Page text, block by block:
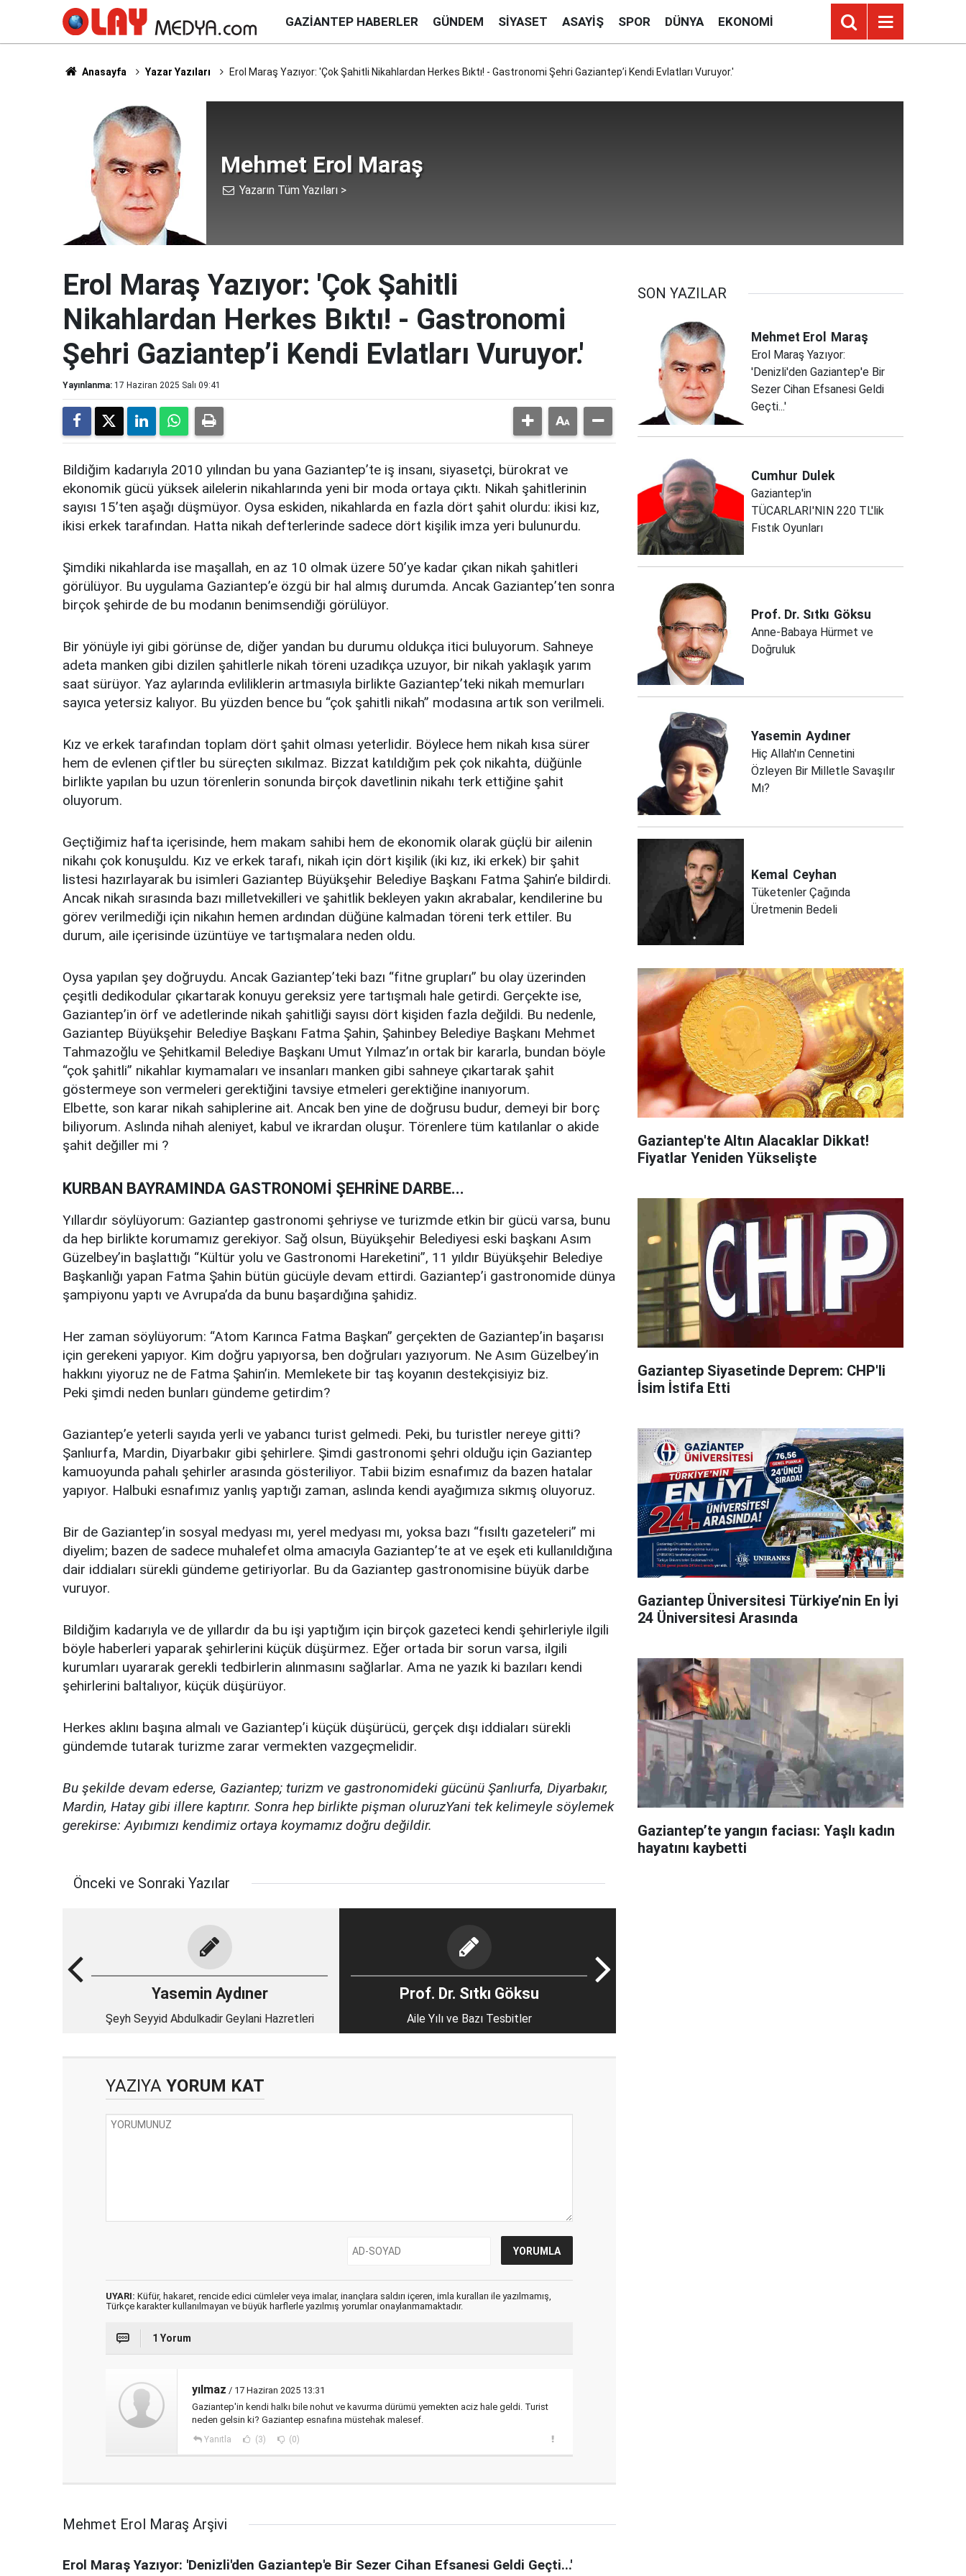
GAZIANTEP HABERLER GÜNDEM SIYASET ASAYIŞ SPOR DÜNYA EKONOMI
Anasayfa Yazar Yazıları Erol Maraş Yazıyor: 'Çok Şahitli Nikahlardan Herkes Bıktı! - Gastronomi Şehri Gaziantep’i Kendi Evlatları Vuruyor.'
Mehmet Erol Maraş
Yazarın Tüm Yazıları >
Erol Maraş Yazıyor: 'Çok Şahitli
Nikahlardan Herkes Bıktı! - Gastronomi
Şehri Gaziantep’i Kendi Evlatları Vuruyor.'
Yayınlanma: 17 Haziran 2025 Salı 09:41
Bildiğim kadarıyla 2010 yılından bu yana Gaziantep’te iş insanı, siyasetçi, bürokrat ve
ekonomik gücü yüksek ailelerin nikahlarında yeni bir moda ortaya çıktı. Nikah şahitlerinin
sayısı 15’ten aşağı düşmüyor. Oysa eskiden, nikahlarda en fazla dört şahit olurdu: ikisi kız,
ikisi erkek tarafından. Hatta nikah defterlerinde sadece dört kişilik imza yeri bulunurdu.
Şimdiki nikahlarda ise maşallah, en az 10 olmak üzere 50’ye kadar çıkan nikah şahitleri
görülüyor. Bu uygulama Gaziantep’e özgü bir hal almış durumda. Ancak Gaziantep’ten sonra
birçok şehirde de bu modanın benimsendiği görülüyor.
Bir yönüyle iyi gibi görünse de, diğer yandan bu durumu oldukça itici buluyorum. Sahneye
adeta manken gibi dizilen şahitlerle nikah töreni uzadıkça uzuyor, bir nikah yaklaşık yarım
saat sürüyor. Yaz aylarında evliliklerin artmasıyla birlikte Gaziantep’teki nikah memurları
sayıca yetersiz kalıyor. Bu yüzden bence bu “çok şahitli nikah” modasına artık son verilmeli.
Kız ve erkek tarafından toplam dört şahit olması yeterlidir. Böylece hem nikah kısa sürer
hem de evlenen çiftler bu süreçten sıkılmaz. Bizzat katıldığım pek çok nikahta, düğünle
birlikte yapılan bu uzun törenlerin sonunda birçok davetlinin nikahı terk ettiğine şahit
oluyorum.
Geçtiğimiz hafta içerisinde, hem makam sahibi hem de ekonomik olarak güçlü bir ailenin
nikahı çok konuşuldu. Kız ve erkek tarafı, nikah için dört kişilik (iki kız, iki erkek) bir şahit
listesi hazırlayarak bu isimleri Gaziantep Büyükşehir Belediye Başkanı Fatma Şahin’e bildirdi.
Ancak nikah sırasında bazı milletvekilleri ve şahitlik bekleyen yakın akrabalar, kendilerine bu
görev verilmediği için nikahın hemen ardından düğüne kalmadan töreni terk ettiler. Bu
durum, aile içerisinde üzüntüye ve tartışmalara neden oldu.
Oysa yapılan şey doğruydu. Ancak Gaziantep’teki bazı “fitne grupları” bu olay üzerinden
çeşitli dedikodular çıkartarak konuyu gereksiz yere tartışmalı hale getirdi. Gerçekte ise,
Gaziantep’in örf ve adetlerinde nikah şahitliği sayısı dört kişiden fazla değildi. Bu nedenle,
Gaziantep Büyükşehir Belediye Başkanı Fatma Şahin, Şahinbey Belediye Başkanı Mehmet
Tahmazoğlu ve Şehitkamil Belediye Başkanı Umut Yılmaz’ın ortak bir kararla, bundan böyle
“çok şahitli” nikahlar kıymamaları ve insanları manken gibi sahneye çıkartarak şahit
göstermeye son vermeleri gerektiğini tavsiye etmeleri gerektiğine inanıyorum.
Elbette, son karar nikah sahiplerine ait. Ancak ben yine de doğrusu budur, demeyi bir borç
biliyorum. Aslında nihah aleniyet, kabul ve ikrardan oluşur. Törenlere tüm katılanlar o akide
şahit değiller mi ?
KURBAN BAYRAMINDA GASTRONOMİ ŞEHRİNE DARBE...
Yıllardır söylüyorum: Gaziantep gastronomi şehriyse ve turizmde etkin bir gücü varsa, bunu
da hep birlikte korumamız gerekiyor. Sağ olsun, Büyükşehir Belediyesi eski başkanı Asım
Güzelbey’in başlattığı “Kültür yolu ve Gastronomi Hareketini”, 11 yıldır Büyükşehir Belediye
Başkanlığı yapan Fatma Şahin bütün gücüyle devam ettirdi. Gaziantep’i gastronomide dünya
şampiyonu yaptı ve Avrupa’da da bunu başardığına şahidiz.
Her zaman söylüyorum: “Atom Karınca Fatma Başkan” gerçekten de Gaziantep’in başarısı
için gerekeni yapıyor. Kim doğru yapıyorsa, ben doğruları yazıyorum. Ne Asım Güzelbey’in
hakkını yiyoruz ne de Fatma Şahin’in. Memlekete bir taş koyanın destekçisiyiz biz.
Peki şimdi neden bunları gündeme getirdim?
Gaziantep’e yeterli sayıda yerli ve yabancı turist gelmedi. Peki, bu turistler nereye gitti?
Şanlıurfa, Mardin, Diyarbakır gibi şehirlere. Şimdi gastronomi şehri olduğu için Gaziantep
kamuoyunda pahalı şehirler arasında gösteriliyor. Tabii bizim esnafımız da bazen hatalar
yapıyor. Halbuki esnafımız yanlış yaptığı zaman, aslında kendi ayağımıza sıkmış oluyoruz.
Bir de Gaziantep’in sosyal medyası mı, yerel medyası mı, yoksa bazı “fısıltı gazeteleri” mi
diyelim; bazen de sadece muhalefet olma amacıyla Gaziantep’te at ve eşek eti kullanıldığına
dair iddiaları sürekli gündeme getiriyorlar. Bu da Gaziantep gastronomisine büyük darbe
vuruyor.
Bildiğim kadarıyla ve de yıllardır da bu işi yaptığım için birçok gazeteci kendi şehirleriyle ilgili
böyle haberleri yaparak şehirlerini küçük düşürmez. Eğer ortada bir sorun varsa, ilgili
kurumları uyararak gerekli tedbirlerin alınmasını sağlarlar. Ama ne yazık ki bazıları kendi
şehirlerini baltalıyor, küçük düşürüyor.
Herkes aklını başına almalı ve Gaziantep’i küçük düşürücü, gerçek dışı iddiaları sürekli
gündemde tutarak turizme zarar vermekten vazgeçmelidir.
Bu şekilde devam ederse, Gaziantep; turizm ve gastronomideki gücünü Şanlıurfa, Diyarbakır,
Mardin, Hatay gibi illere kaptırır. Sonra hep birlikte pişman oluruzYani tek kelimeyle söylemek
gerekirse: Ayıbımızı kendimiz ortaya koymamız doğru değildir.
Önceki ve Sonraki Yazılar
Yasemin Aydıner
Şeyh Seyyid Abdulkadir Geylani Hazretleri
Prof. Dr. Sıtkı Göksu
Aile Yılı ve Bazı Tesbitler
YAZIYA YORUM KAT
UYARI: Küfür, hakaret, rencide edici cümleler veya imalar, inançlara saldırı içeren, imla kuralları ile yazılmamış,
Türkçe karakter kullanılmayan ve büyük harflerle yazılmış yorumlar onaylanmamaktadır.
1 Yorum
yılmaz / 17 Haziran 2025 13:31
Gaziantep'in kendi halkı bile nohut ve kavurma dürümü yemekten aciz hale geldi. Turist
neden gelsin ki? Gaziantep esnafına müstehak malesef.
Yanıtla (3) (0)
Mehmet Erol Maraş Arşivi
Erol Maraş Yazıyor: 'Denizli'den Gaziantep'e Bir Sezer Cihan Efsanesi Geldi Geçti...'
SON YAZILAR
Mehmet Erol Maraş
Erol Maraş Yazıyor:
'Denizli'den Gaziantep'e Bir
Sezer Cihan Efsanesi Geldi
Geçti...'
Cumhur Dulek
Gaziantep'in
TÜCARLARI'NIN 220 TL'lik
Fıstık Oyunları
Prof. Dr. Sıtkı Göksu
Anne-Babaya Hürmet ve
Doğruluk
Yasemin Aydıner
Hiç Allah'ın Cennetini
Özleyen Bir Milletle Savaşılır
Mı?
Kemal Ceyhan
Tüketenler Çağında
Üretmenin Bedeli
Gaziantep'te Altın Alacaklar Dikkat!
Fiyatlar Yeniden Yükselişte
Gaziantep Siyasetinde Deprem: CHP'li
İsim İstifa Etti
Gaziantep Üniversitesi Türkiye’nin En İyi
24 Üniversitesi Arasında
Gaziantep’te yangın faciası: Yaşlı kadın
hayatını kaybetti